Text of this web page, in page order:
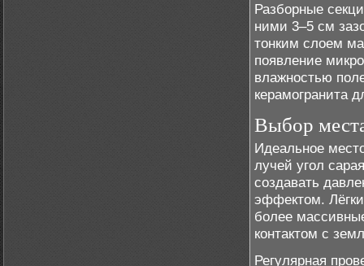
Разборные
ними 3–5 см
тонким слоем
появление
влажностью
керамогранита
Выбор
Идеальное
лучей угол
создавать
эффектом.
более
контактом с
Регулярная